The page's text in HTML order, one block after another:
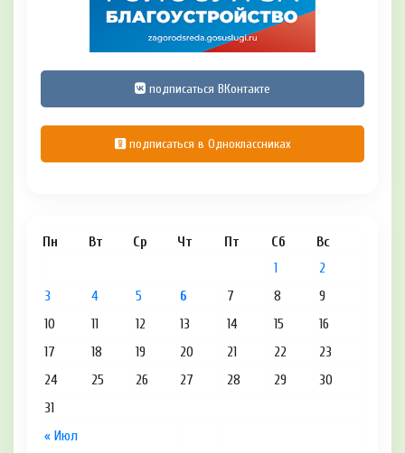
подписаться ВКонтакте
подписаться в Одноклассниках
Пн Вт Ср Чт Пт Сб Вс
« Июл
1
2
3
4 5 6 7 8
9
10
11 12 13 14 15
16
17
18 19 20 21 22
23
24
25 26 27 28 29
30
31